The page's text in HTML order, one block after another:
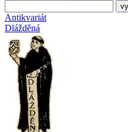
Antikvariát
Dlážděná